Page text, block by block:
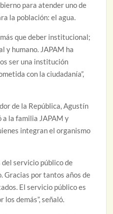
para atender uno de
la población: el agua.
que deber institucional;
y humano. JAPAM ha
ser una institución
con la ciudadanía”,
de la República, Agustín
la familia JAPAM y
integran el organismo
servicio público de
Gracias por tantos años de
El servicio público es
demás”, señaló.